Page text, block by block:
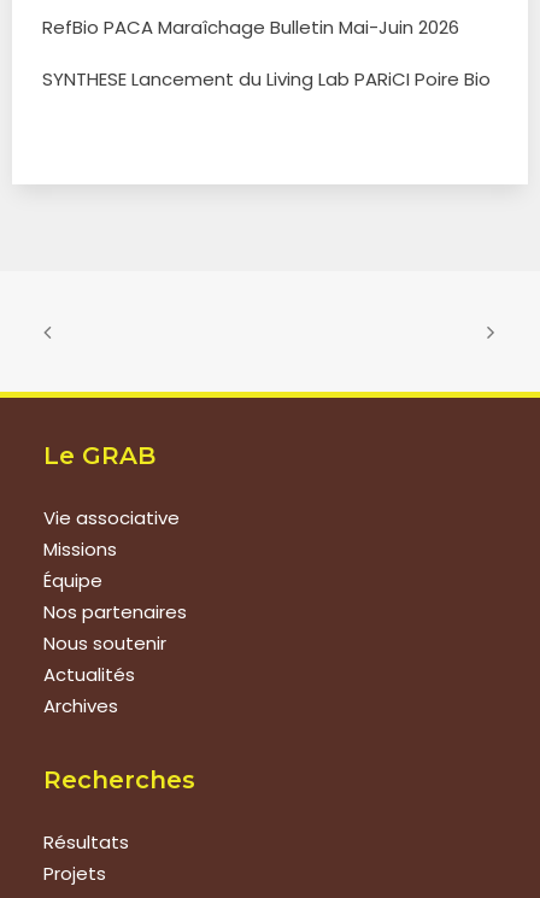
RefBio PACA Maraîchage Bulletin Mai-Juin 2026
SYNTHESE Lancement du Living Lab PARiCI Poire Bio
Le GRAB
Vie associative
Missions
Équipe
Nos partenaires
Nous soutenir
Actualités
Archives
Recherches
Résultats
Projets